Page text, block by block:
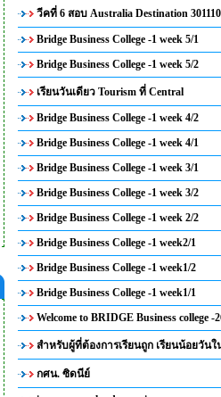
วีคที่ 6 สอบ Australia Destination 301110
Bridge Business College -1 week 5/1
Bridge Business College -1 week 5/2
เรียนวันเดียว Tourism ที่ Central
Bridge Business College -1 week 4/2
Bridge Business College -1 week 4/1
Bridge Business College -1 week 3/1
Bridge Business College -1 week 3/2
Bridge Business College -1 week 2/2
Bridge Business College -1 week2/1
Bridge Business College -1 week1/2
Bridge Business College -1 week1/1
Welcome to BRIDGE Business college -
สำหรับผู้ที่ต้องการเรียนถูก เรียนน้อยวัน
กศน. ซิดนีย์